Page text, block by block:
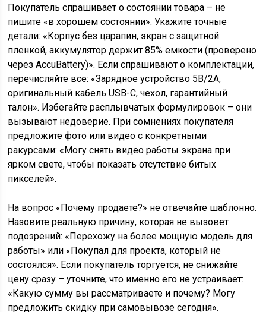
Покупатель спрашивает о состоянии товара – не
пишите «в хорошем состоянии». Укажите точные
детали: «Корпус без царапин, экран с защитной
пленкой, аккумулятор держит 85% емкости (проверено
через AccuBattery)». Если спрашивают о комплектации,
перечисляйте все: «Зарядное устройство 5В/2А,
оригинальный кабель USB-C, чехол, гарантийный
талон». Избегайте расплывчатых формулировок – они
вызывают недоверие. При сомнениях покупателя
предложите фото или видео с конкретными
ракурсами: «Могу снять видео работы экрана при
ярком свете, чтобы показать отсутствие битых
пикселей».
На вопрос «Почему продаете?» не отвечайте шаблонно.
Назовите реальную причину, которая не вызовет
подозрений: «Перехожу на более мощную модель для
работы» или «Покупал для проекта, который не
состоялся». Если покупатель торгуется, не снижайте
цену сразу – уточните, что именно его не устраивает:
«Какую сумму вы рассматриваете и почему? Могу
предложить скидку при самовывозе сегодня».